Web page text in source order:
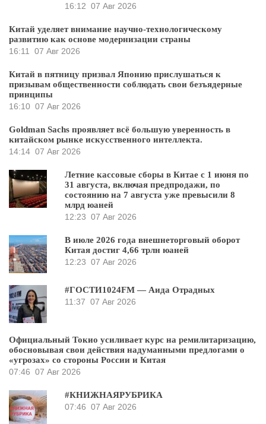
16:12 07 Авг 2026
Китай уделяет внимание научно-технологическому
развитию как основе модернизации страны
16:11
07 Авг 2026
Китай в пятницу призвал Японию прислушаться к
призывам общественности соблюдать свои безъядерные
принципы
16:10 07 Авг 2026
Goldman Sachs проявляет всё большую уверенность в
китайском рынке искусственного интеллекта.
14:14 07 Авг 2026
Летние кассовые сборы в Китае с 1 июня по
31 августа, включая предпродажи, по
состоянию на 7 августа уже превысили 8
млрд юаней
12:23 07 Авг 2026
В июле 2026 года внешнеторговый оборот
Китая достиг 4,66 трлн юаней
12:23 07 Авг 2026
#ГОСТИ1024FM — Аида Отрадных
11:37 07 Авг 2026
Официальный Токио усиливает курс на ремилитаризацию,
обосновывая свои действия надуманными предлогами о
«угрозах» со стороны России и Китая
07:46 07 Авг 2026
#КНИЖНАЯРУБРИКА
07:46 07 Авг 2026